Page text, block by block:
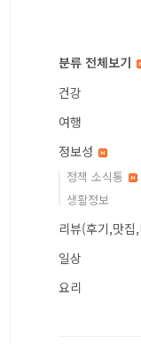
분류 전체보기
건강
여행
정보성
정책 소식통
생활정보
리뷰(후기,맛집
일상
요리